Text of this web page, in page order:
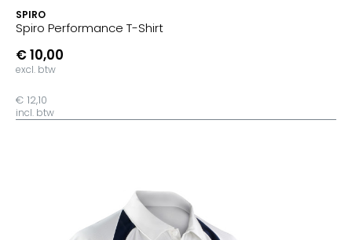
SPIRO
Spiro Performance T-Shirt
€ 10,00
excl. btw
€ 12,10
incl. btw